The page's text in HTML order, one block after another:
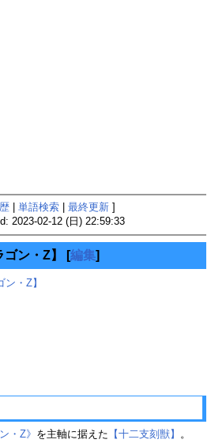
| 単語検索| 最終更新]
2023-02-12 (日) 22:59:33
ゴン・Z】 [編集]
・Z】
・Z》 を主軸に据えた 【十二支刻獣】 。